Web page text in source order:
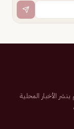
تم تأسيسها عام 2007م تهتم بنشر الأخبار المحلية